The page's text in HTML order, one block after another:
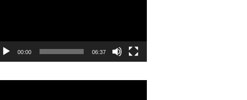
00:00 06:37